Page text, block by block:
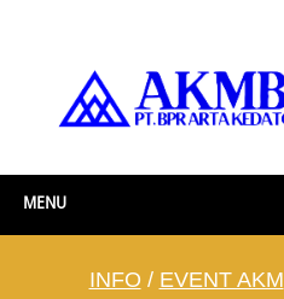
INFO / EVENT AKM